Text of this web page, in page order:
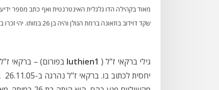
שקד דוידוב בתאונה ברמת הגולן והיה בן 26 במותו. יהי זכרו ברוך (
גילי ברקאי ז"ל ( luthien1 בפורום) – ברקאי